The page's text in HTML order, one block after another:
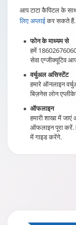
आप टाटा कैपिटल के
लिए अप्लाईकर सकते हैं.
फोन के माध्यम से
हमें
सेवा एग्जीक्यूटिव
वर्चुअल असिस्टेंट
हमारे ऑनलाइन
बिज़नेस लोन
ऑफलाइन
हमारी शाखा में
ऑफलाइन पूरा करें.
में गाइड करेंगे.